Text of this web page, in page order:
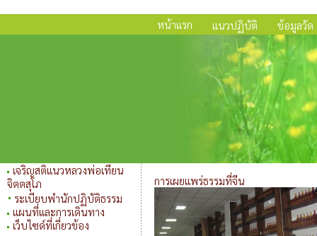
หน้าแรก แนวปฏิบัติ ข้อมูลวัด
เจริญสติแนวหลวงพ่อเทียน
จิตฺตสุโภ
ระเบียบพำนักปฏิบัติธรรม
แผนที่และการเดินทาง
เว็บไซด์ที่เกี่ยวข้อง
การเผยแพร่ธรรมที่จีน